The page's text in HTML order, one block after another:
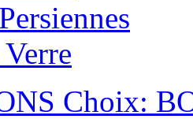
Choix: